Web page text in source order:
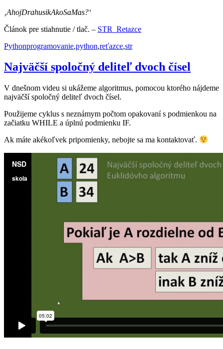
‚AhojDrahusikAkoSaMas?‘
Článok pre stiahnutie / tlač. – STR_Retazce
Publikované
Kategórie
PythonZnačky
programovanie,python,reťazce,str
Najväčší spoločný deliteľ dvoch čísel
V dnešnom videu si ukážeme algoritmus, pomocou ktorého nájdeme
najväčší spoločný deliteľ dvoch čísel.
Použijeme cyklus s neznámym počtom opakovaní s podmienkou na
začiatku WHILE a úplnú podmienku IF.
Ak máte akékoľvek pripomienky, nebojte sa ma kontaktovať.